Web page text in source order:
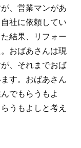
、営業マンがあ
社に依頼してい
結果、リフォー
おばあさんは現
、それまでおば
す。おばあさん
でもらうもよ
うもよしと考え